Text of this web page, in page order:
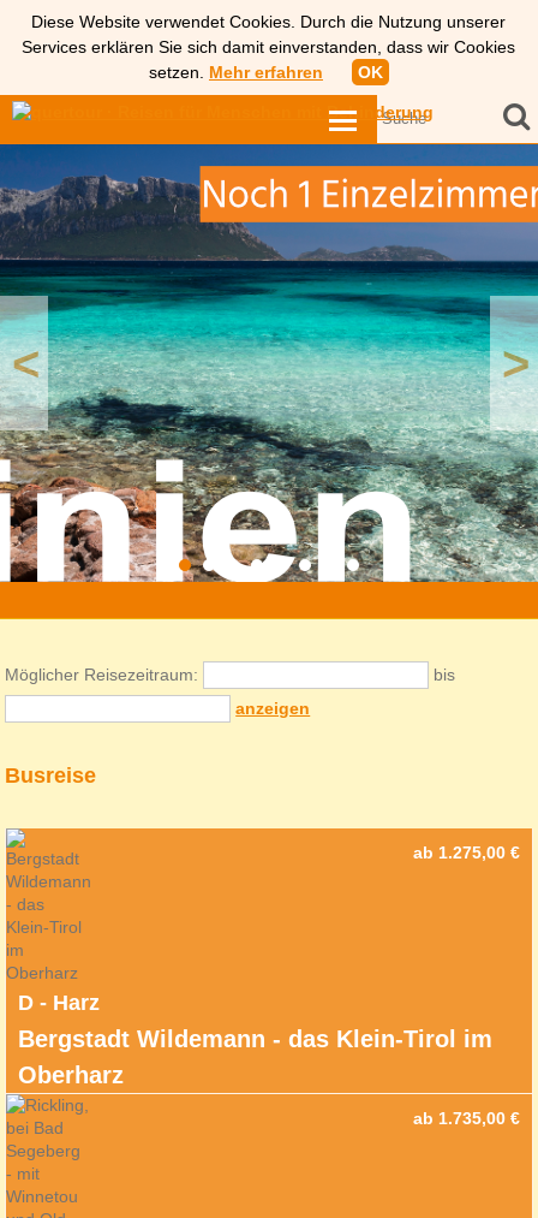
Diese Website verwendet Cookies. Durch die Nutzung unserer
Services erklären Sie sich damit einverstanden, dass wir Cookies
setzen. Mehr erfahren OK
< >
Möglicher Reisezeitraum:
bis
anzeigen
Busreise
D - Harz
Bergstadt Wildemann - das Klein-Tirol im
Oberharz
ab 1.275,00 €
ab 1.735,00 €